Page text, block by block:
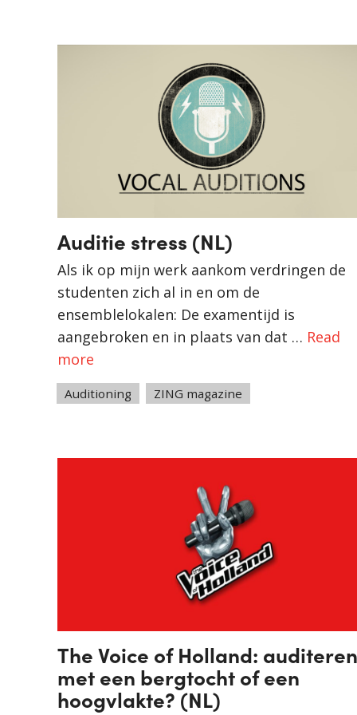
Auditie stress (NL)
Als ik op mijn werk aankom verdringen de
studenten zich al in en om de
ensemblelokalen: De examentijd is
aangebroken en in plaats van dat … Read
more
Tags
Auditioning ZING magazine
The Voice of Holland: auditeren
met een bergtocht of een
hoogvlakte? (NL)